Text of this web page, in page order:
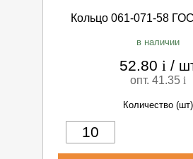
Кольцо 061-071-58
в наличии
52.80i /
опт. 41.35i
Количество (шт)